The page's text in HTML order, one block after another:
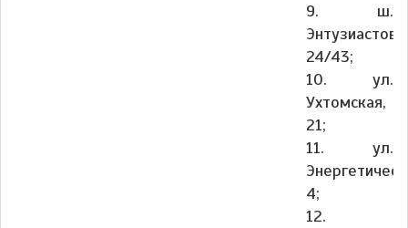
9. ш.
Энтузиастов,
24/43;
10. ул.
Ухтомская,
21;
11. ул.
4;
12.